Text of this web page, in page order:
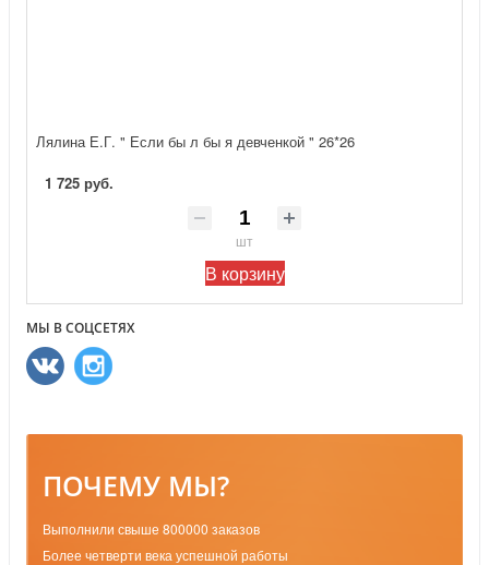
Лялина Е.Г. " Если бы л бы я девченкой " 26*26
1 725 руб.
шт
В корзину
МЫ В СОЦСЕТЯХ
ПОЧЕМУ МЫ?
Выполнили свыше 800000 заказов
Более четверти века успешной работы